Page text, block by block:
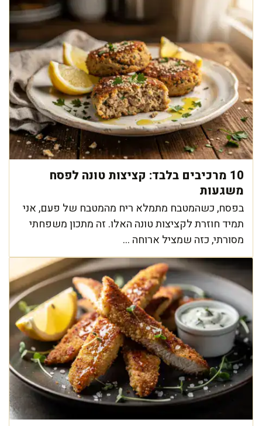
10 מרכיבים בלבד: קציצות טונה לפסח
משגעות
בפסח, כשהמטבח מתמלא ריח מהמטבח של פעם, אני
תמיד חוזרת לקציצות טונה האלו. זה מתכון משפחתי
מסורתי, כזה שמציל ארוחה ...